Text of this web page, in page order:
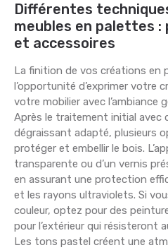
Différentes
meubles en palettes :
et accessoires
La finition de vos créations en
l’opportunité d’exprimer votre
votre mobilier avec l’ambiance
Après le traitement initial avec
dégraissant adapté, plusieurs
protéger et embellir le bois.
transparente ou d’un vernis
en assurant une protection
et les rayons ultraviolets. Si
couleur, optez pour des
pour l’extérieur qui résisteront
Les tons pastel créent une